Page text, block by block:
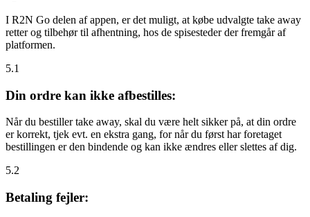
I R2N Go delen af appen, er det muligt, at købe udvalgte take away
retter og tilbehør til afhentning, hos de spisesteder der fremgår af
platformen.
5.1
Din ordre kan ikke afbestilles:
Når du bestiller take away, skal du være helt sikker på, at din ordre
er korrekt, tjek evt. en ekstra gang, for når du først har foretaget
bestillingen er den bindende og kan ikke ændres eller slettes af dig.
5.2
Betaling fejler: